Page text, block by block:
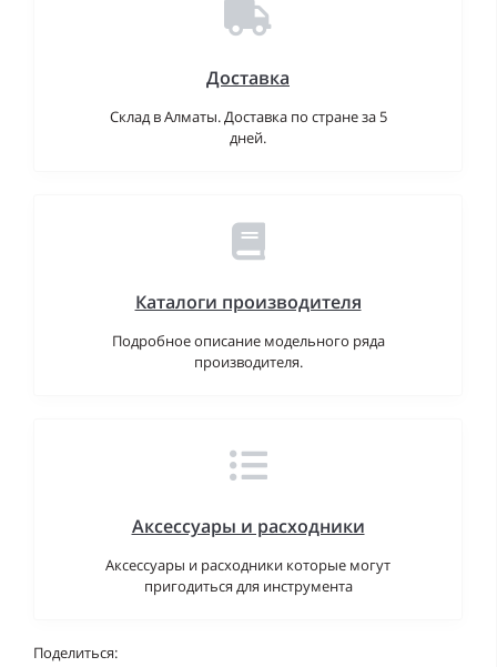
Доставка
Склад в Алматы. Доставка по стране за 5
дней.
Каталоги производителя
Подробное описание модельного ряда
производителя.
Аксессуары и расходники
Аксессуары и расходники которые могут
пригодиться для инструмента
Поделиться: